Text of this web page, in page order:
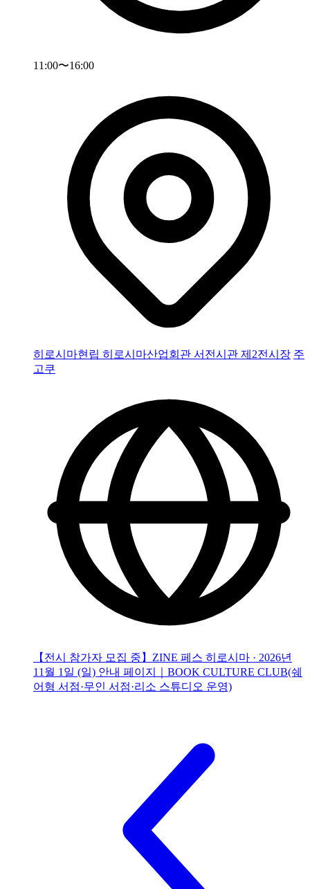
11:00〜16:00
히로시마현립 히로시마산업회관 서전시관 제2전시장 주
고쿠
【전시 참가자 모집 중】ZINE 페스 히로시마 · 2026년
11월 1일 (일) 안내 페이지｜BOOK CULTURE CLUB(쉐
어형 서점·무인 서점·리소 스튜디오 운영)